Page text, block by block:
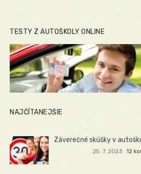
TESTY Z AUTOŠKOLY ONLINE
NAJČÍTANEJŠIE
Záverečné skúšky v
25. 7. 2023 12